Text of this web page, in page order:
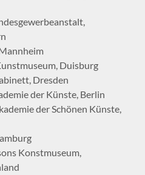
Duisburg
Dresden
der Künste, Berlin
der Schönen Künste,
Konstmuseum,